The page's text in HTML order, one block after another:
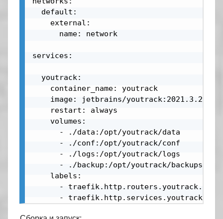
  default:
    external:
      name: network
services:
  youtrack:
    container_name: youtrack
    image: jetbrains/youtrack:2021.3.22664
    restart: always
    volumes:
      - ./data:/opt/youtrack/data
      - ./conf:/opt/youtrack/conf
      - ./logs:/opt/youtrack/logs
      - ./backup:/opt/youtrack/backups
    labels:
-
-